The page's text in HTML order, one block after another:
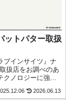
ットパター取扱
ブインサイツ』ナ
扱店をお調べのあ
ノロジーに強い
インサイツ』ナビ
2026.06.13